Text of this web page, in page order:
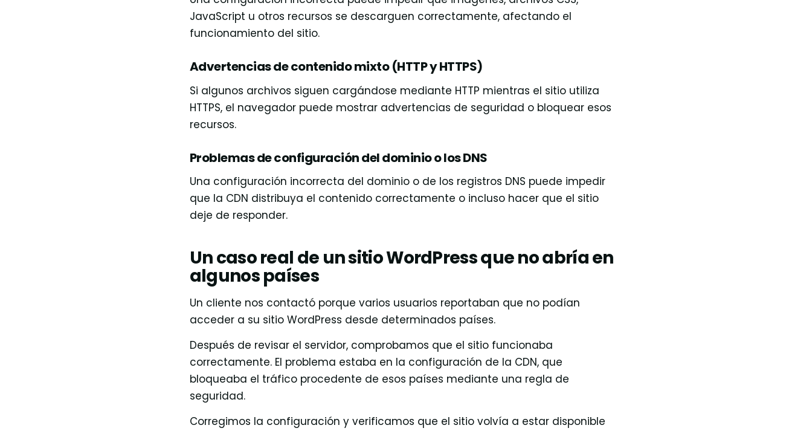
JavaScript u otros recursos se descarguen correctamente, afectando el
funcionamiento del sitio.
Advertencias de contenido mixto (HTTP y HTTPS)
Si algunos archivos siguen cargándose mediante HTTP mientras el sitio utiliza
HTTPS, el navegador puede mostrar advertencias de seguridad o bloquear esos
recursos.
Problemas de configuración del dominio o los DNS
Una configuración incorrecta del dominio o de los registros DNS puede impedir
que la CDN distribuya el contenido correctamente o incluso hacer que el sitio
deje de responder.
Un caso real de un sitio WordPress que no abría en
algunos países
Un cliente nos contactó porque varios usuarios reportaban que no podían
acceder a su sitio WordPress desde determinados países.
Después de revisar el servidor, comprobamos que el sitio funcionaba
correctamente. El problema estaba en la configuración de la CDN, que
bloqueaba el tráfico procedente de esos países mediante una regla de
seguridad.
Corregimos la configuración y verificamos que el sitio volvía a estar disponible